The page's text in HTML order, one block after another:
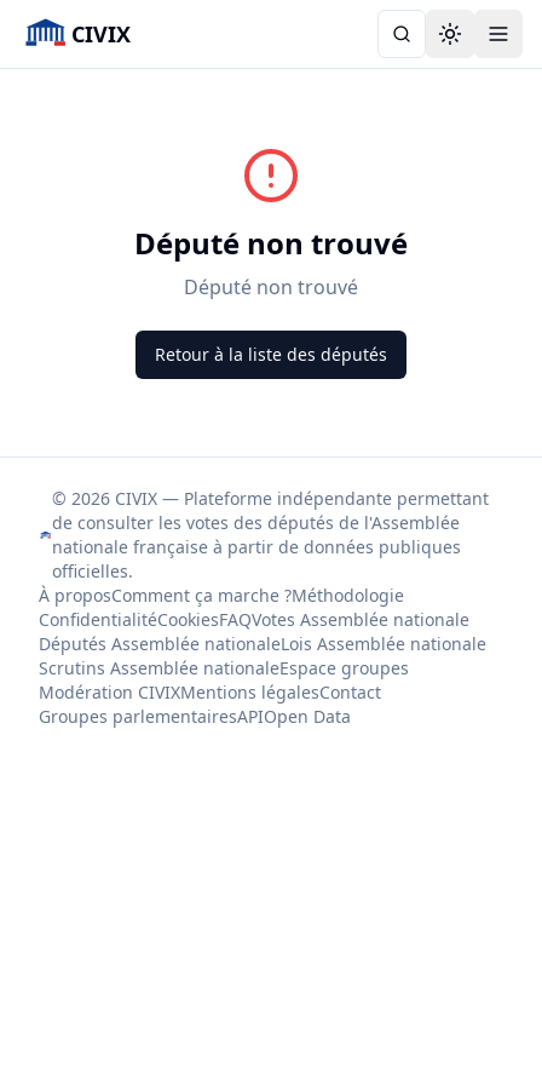
CIVIX Toggle
Député non trouvé
Député non trouvé
Retour à la liste des députés
© 2026 CIVIX — Plateforme indépendante permettant
de consulter les votes des députés de l'Assemblée
nationale française à partir de données publiques
officielles.
À proposComment ça marche ?Méthodologie
ConfidentialitéCookiesFAQVotes Assemblée nationale
Députés Assemblée nationaleLois Assemblée nationale
Scrutins Assemblée nationaleEspace groupes
Modération CIVIXMentions légalesContact
Groupes parlementairesAPIOpen Data